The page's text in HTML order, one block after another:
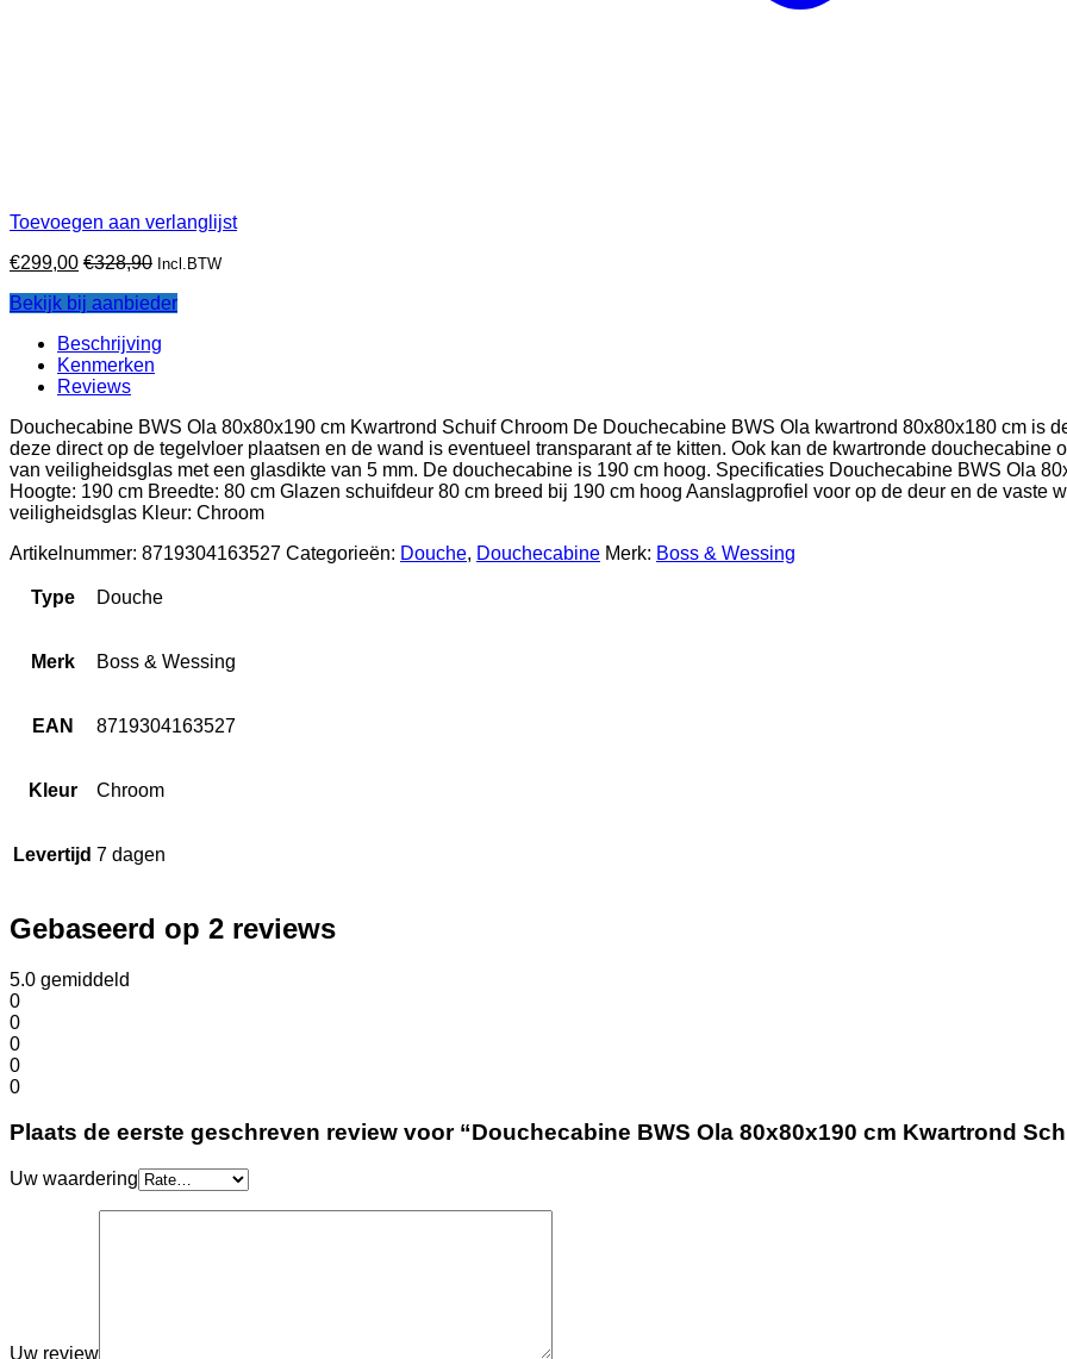
Toevoegen aan verlanglijst
€299,00 €328,90 Incl.BTW
Bekijk bij aanbieder
Beschrijving
Kenmerken
Reviews
Douchecabine BWS Ola 80x80x190 cm Kwartrond Schuif Chroom De Douchecabine BWS Ola kwartrond 80x80x180 cm is
deze direct op de tegelvloer plaatsen en de wand is eventueel transparant af te kitten. Ook kan de kwartronde
van veiligheidsglas met een glasdikte van 5 mm. De douchecabine is 190 cm hoog. Specificaties Douchecabine BWS Ola
Hoogte: 190 cm Breedte: 80 cm Glazen schuifdeur 80 cm breed bij 190 cm hoog Aanslagprofiel voor op de deur en de vaste
veiligheidsglas Kleur: Chroom
Artikelnummer: 8719304163527 Categorieën: Douche, Douchecabine Merk: Boss & Wessing
Type Douche
Merk Boss & Wessing
EAN 8719304163527
Kleur Chroom
Levertijd 7 dagen
Gebaseerd op 2 reviews
5.0 gemiddeld
0
0
0
0
0
Plaats de eerste geschreven review voor “Douchecabine BWS Ola 80x80x190 cm Kwartrond
Uw waardering
Uw review